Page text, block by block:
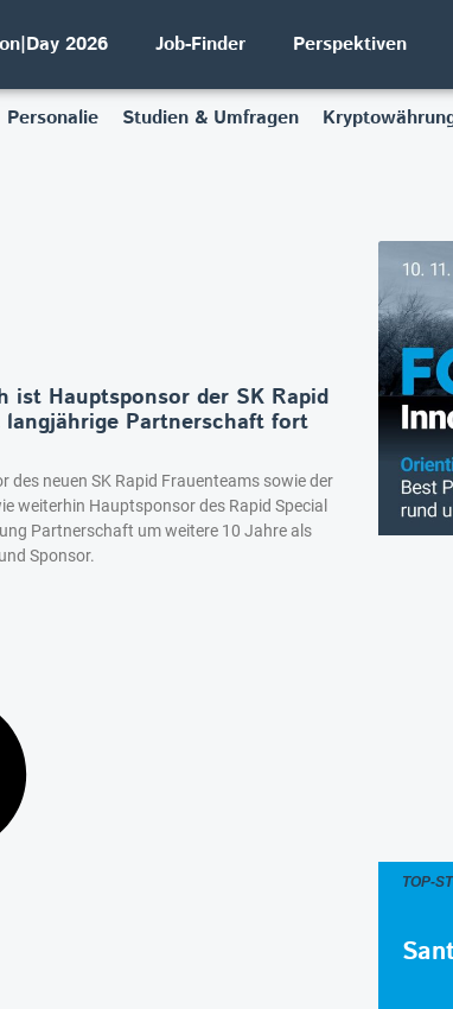
2026 Job-Finder Perspektiven
Personalie Studien & Umfragen
ist Hauptsponsor der SK Rapid
langjährige Partnerschaft fort
des neuen SK Rapid Frauenteams sowie der
weiterhin Hauptsponsor des Rapid Special
Partnerschaft um weitere 10 Jahre als
Sponsor.
TOP-